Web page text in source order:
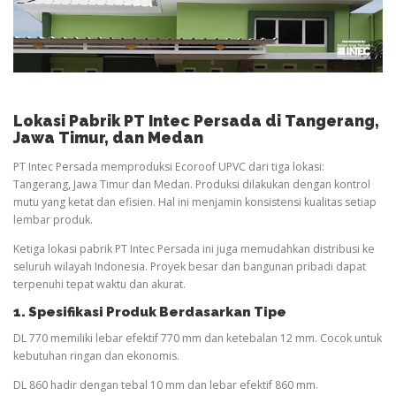
Lokasi Pabrik PT Intec Persada di Tangerang,
Jawa Timur, dan Medan
PT Intec Persada memproduksi Ecoroof UPVC dari tiga lokasi:
Tangerang, Jawa Timur dan Medan. Produksi dilakukan dengan kontrol
mutu yang ketat dan efisien. Hal ini menjamin konsistensi kualitas setiap
lembar produk.
Ketiga lokasi pabrik PT Intec Persada ini juga memudahkan distribusi ke
seluruh wilayah Indonesia. Proyek besar dan bangunan pribadi dapat
terpenuhi tepat waktu dan akurat.
1. Spesifikasi Produk Berdasarkan Tipe
DL 770 memiliki lebar efektif 770 mm dan ketebalan 12 mm. Cocok untuk
kebutuhan ringan dan ekonomis.
DL 860 hadir dengan tebal 10 mm dan lebar efektif 860 mm.